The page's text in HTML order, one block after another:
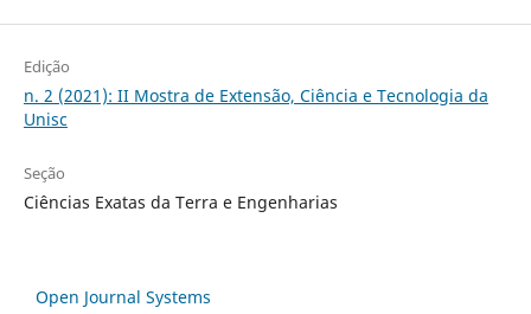
Edição
n. 2 (2021): II Mostra de Extensão, Ciência e Tecnologia da
Unisc
Seção
Ciências Exatas da Terra e Engenharias
Open Journal Systems